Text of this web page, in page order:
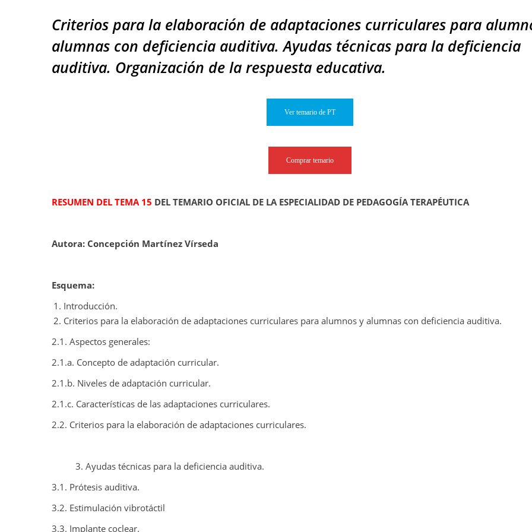
Criterios para la elaboración de adaptaciones curriculares para
alumnas con deficiencia auditiva. Ayudas técnicas para la deficiencia
auditiva. Organización de la respuesta educativa.
Ver temario de PT
Comprar temario
RESUMEN DEL TEMA 15 DEL TEMARIO OFICIAL DE LA ESPECIALIDAD DE PEDAGOGÍA TERAPÉUTICA
Autora: Concepción Martínez Vírseda
Esquema:
Introducción.
Criterios para la elaboración de adaptaciones curriculares para alumnos y alumnas con deficiencia auditiva.
2.1. Aspectos generales:
2.1.a. Concepto de adaptación curricular.
2.1.b. Niveles de adaptación curricular.
2.1.c. Características de las adaptaciones curriculares.
2.2. Criterios para la elaboración de adaptaciones curriculares.
3. Ayudas técnicas para la deficiencia auditiva.
3.1. Prótesis auditiva.
3.2. Estimulación vibrotáctil
3.3. Implante coclear.